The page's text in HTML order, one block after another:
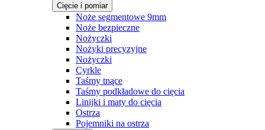
Cięcie i pomiar
Noże segmentowe 9mm
Noże bezpieczne
Nożyczki
Nożyki precyzyjne
Nożyczki
Cyrkle
Taśmy tnące
Taśmy podkładowe do cięcia
Linijki i maty do cięcia
Ostrza
Pojemniki na ostrza